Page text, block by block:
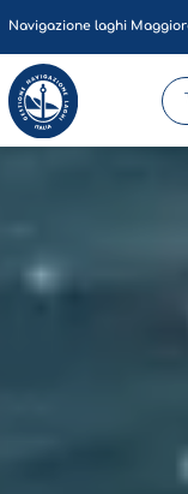
Navigazione laghi